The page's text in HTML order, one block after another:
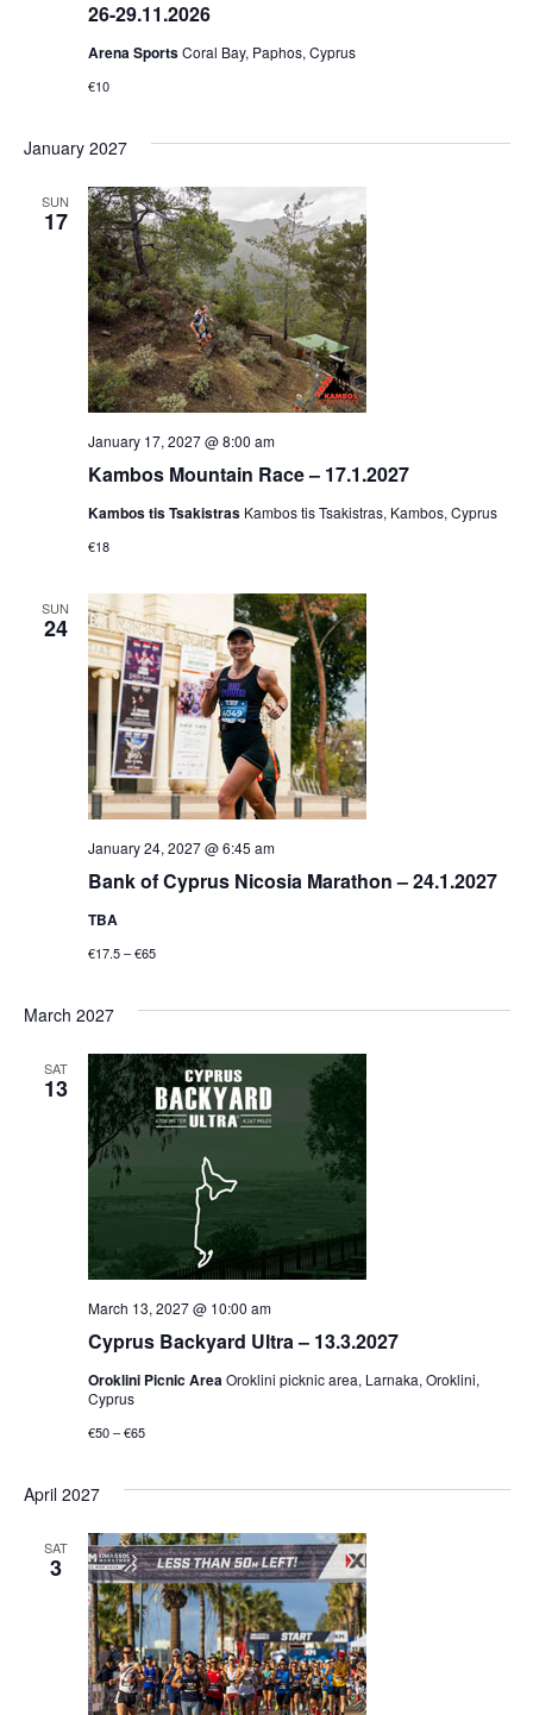
26-29.11.2026
Arena SportsCoral Bay, Paphos, Cyprus
€10
January 2027
SUN
17
Kambos Mountain Race – 17.1.2027
January 17, 2027 @ 8:00 am
Kambos tis Tsakistras Kambos tis Tsakistras, Kambos, Cyprus
€18
SUN
24
Bank of Cyprus Nicosia Marathon – 24.1.2027
January 24, 2027 @ 6:45 am
TBA
€17.5 – €65
March 2027
SAT
13
Cyprus Backyard Ultra – 13.3.2027
March 13, 2027 @ 10:00 am
Oroklini Picnic AreaOroklini picknic area, Larnaka, Oroklini,
Cyprus
€50 – €65
April 2027
SAT
3